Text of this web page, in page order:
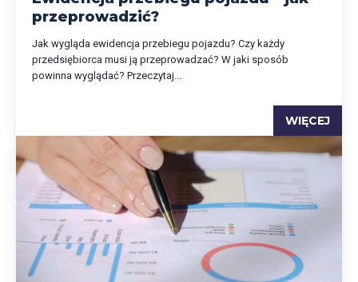
przeprowadzić?
Jak wygląda ewidencja przebiegu pojazdu? Czy każdy
przedsiębiorca musi ją przeprowadzać? W jaki sposób
powinna wyglądać? Przeczytaj...
WIĘCEJ